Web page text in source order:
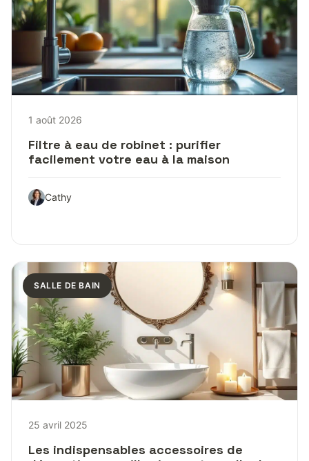
1 août 2026
Filtre à eau de robinet : purifier
facilement votre eau à la maison
Cathy
SALLE DE BAIN
25 avril 2025
Les indispensables accessoires de